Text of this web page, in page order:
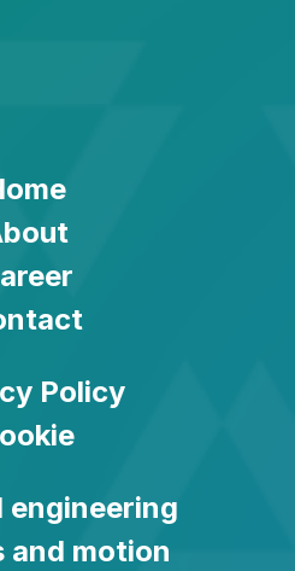
Policy
engineering
and motion